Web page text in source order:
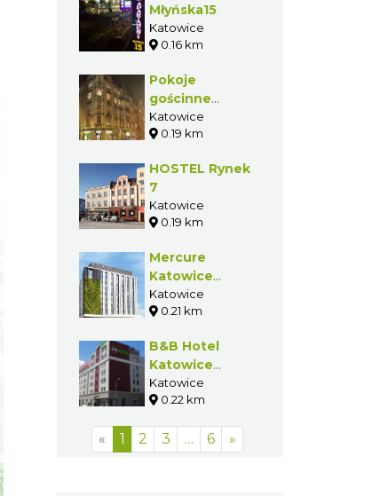
Młyńska15
Katowice
0.16 km
Pokoje
gościnne
"Zacisze"
Katowice
0.19 km
HOSTEL Rynek
7
Katowice
0.19 km
Mercure
Katowice
Centrum ****
Katowice
0.21 km
B&B Hotel
Katowice
Centrum
Katowice
0.22 km
« 1 2 3 … 6 »